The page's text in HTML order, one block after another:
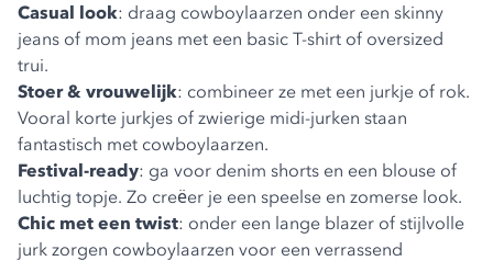
Casual look: draag cowboylaarzen onder een skinny
jeans of mom jeans met een basic T-shirt of oversized
trui.
Stoer & vrouwelijk: combineer ze met een jurkje of rok.
Vooral korte jurkjes of zwierige midi-jurken staan
fantastisch met cowboylaarzen.
Festival-ready: ga voor denim shorts en een blouse of
luchtig topje. Zo creëer je een speelse en zomerse look.
Chic met een twist: onder een lange blazer of stijlvolle
jurk zorgen cowboylaarzen voor een verrassend